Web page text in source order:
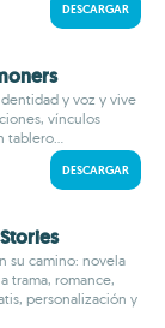
DESCARGAR
y voz y vive
vínculos
tablero...
DESCARGAR
su camino: novela
trama, romance,
personalización y